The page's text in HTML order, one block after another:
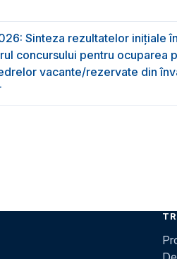
Sinteza rezultatelor inițiale
concursului pentru ocuparea
vacante/rezervate din